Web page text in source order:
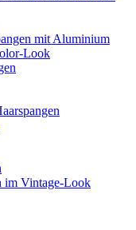
mit Aluminium
Look
im Vintage-Look